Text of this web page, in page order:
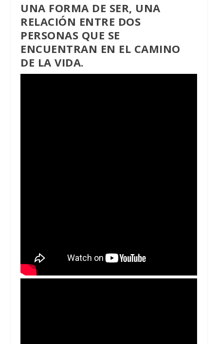
UNA FORMA DE SER, UNA
RELACIÓN ENTRE DOS
PERSONAS QUE SE
ENCUENTRAN EN EL CAMINO
DE LA VIDA.